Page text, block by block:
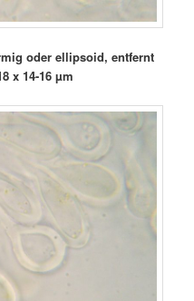
oder ellipsoid, entfernt
x 14-16 µm